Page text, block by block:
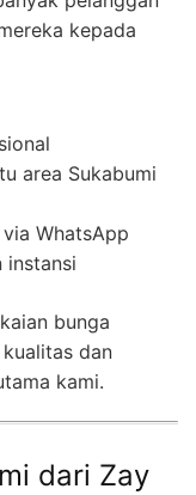
kepada
area Sukabumi
WhatsApp
instansi
bunga
dan
kami.
dari Zay